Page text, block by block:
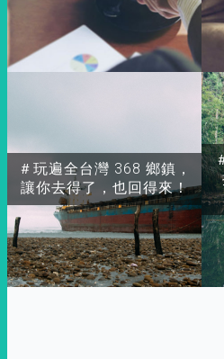
＃玩遍全台灣 368 鄉鎮，
讓你去得了，也回得來！